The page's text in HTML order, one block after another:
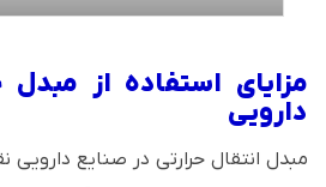
مزایای استفاده از مبدل
دارویی
مبدل‌ انتقال حرارتی در صنایع